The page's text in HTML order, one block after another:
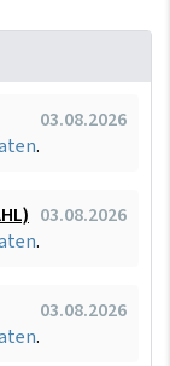
03.08.2026
.
03.08.2026
.
03.08.2026
.